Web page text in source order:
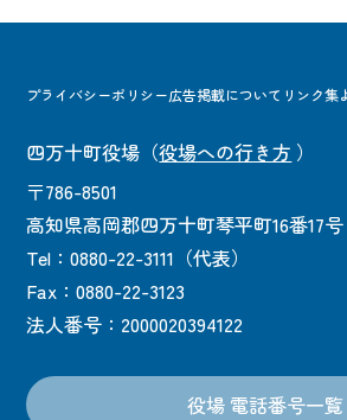
プライバシーポリシー広告掲載について リンク集
四万十町役場 （役場への行き方 ）
〒786-8501
高知県高岡郡四万十町琴平町16番17号
Tel：0880-22-3111（代表）
Fax：0880-22-3123
法人番号：2000020394122
役場 電話番号一覧